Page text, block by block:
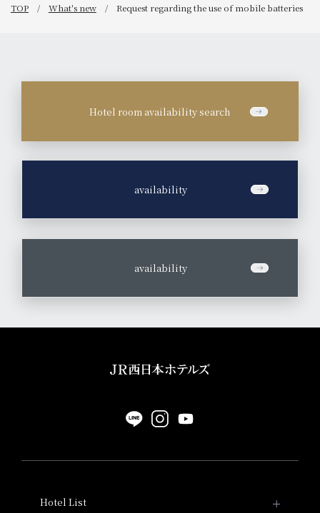
TOP What's new Request regarding the use of mobile batteries
Hotel room availability search
availability
availability
Hotel List